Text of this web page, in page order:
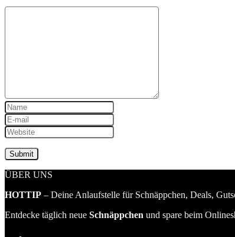
ÜBER UNS
HOTTIP – Deine Anlaufstelle für Schnäppchen, Deals,
Entdecke täglich neue Schnäppchen und spare beim